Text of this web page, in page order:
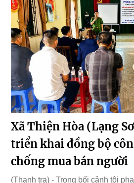
Xã Thiện Hòa (Lạng
triển khai đồng bộ
chống mua bán người
(Thanh tra) - Trong bối cảnh tội